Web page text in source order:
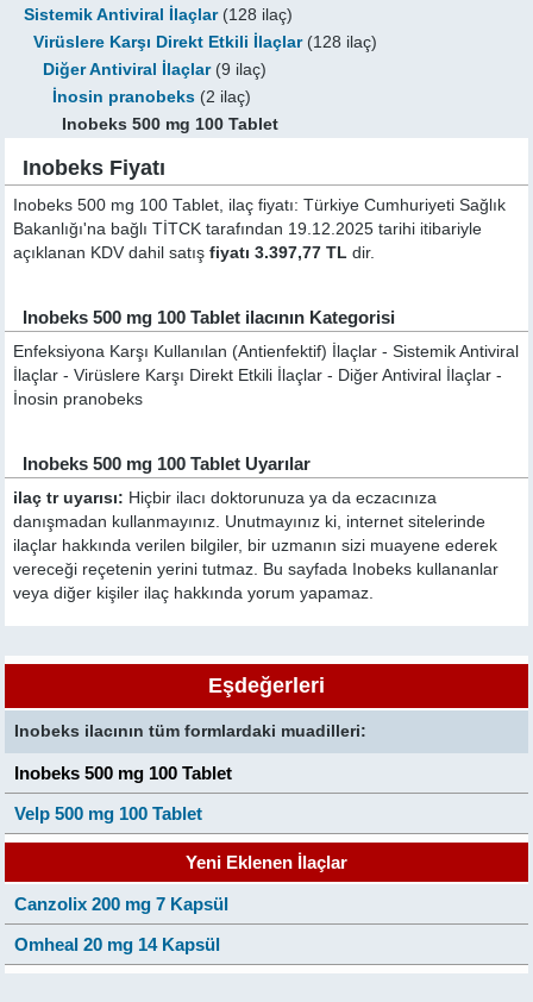
Sistemik Antiviral İlaçlar(128 ilaç)
Virüslere Karşı Direkt Etkili İlaçlar(128 ilaç)
Diğer Antiviral İlaçlar(9 ilaç)
İnosin pranobeks (2 ilaç)
Inobeks 500 mg 100 Tablet
Inobeks Fiyatı
Inobeks 500 mg 100 Tablet, ilaç fiyatı: Türkiye Cumhuriyeti Sağlık
Bakanlığı'na bağlı TİTCK tarafından 19.12.2025 tarihi itibariyle
açıklanan KDV dahil satışfiyatı 3.397,77 TL dir.
Inobeks 500 mg 100 Tablet ilacının Kategorisi
Enfeksiyona Karşı Kullanılan (Antienfektif) İlaçlar - Sistemik Antiviral
İlaçlar - Virüslere Karşı Direkt Etkili İlaçlar - Diğer Antiviral İlaçlar -
İnosin pranobeks
Inobeks 500 mg 100 Tablet Uyarılar
ilaç tr uyarısı: Hiçbir ilacı doktorunuza ya da eczacınıza
danışmadan kullanmayınız. Unutmayınız ki, internet sitelerinde
ilaçlar hakkında verilen bilgiler, bir uzmanın sizi muayene ederek
vereceği reçetenin yerini tutmaz. Bu sayfada Inobeks kullananlar
veya diğer kişiler ilaç hakkında yorum yapamaz.
Eşdeğerleri
Inobeks ilacının tüm formlardaki muadilleri:
Inobeks 500 mg 100 Tablet
Velp 500 mg 100 Tablet
Yeni Eklenen İlaçlar
Canzolix 200 mg 7 Kapsül
Omheal 20 mg 14 Kapsül